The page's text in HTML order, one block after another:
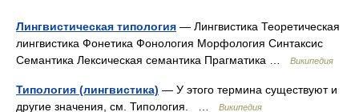
Лингвистическая типология — Лингвистика Теоретическая
лингвистика Фонетика Фонология Морфология Синтаксис
Семантика Лексическая семантика Прагматика …
Википедия
Типология (лингвистика) — У этого термина существуют и
другие значения, см. Типология. …
Википедия